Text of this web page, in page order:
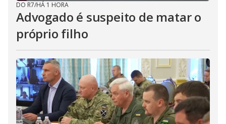
DO R7/HÁ 1 HORA
Advogado é suspeito de matar o
próprio filho